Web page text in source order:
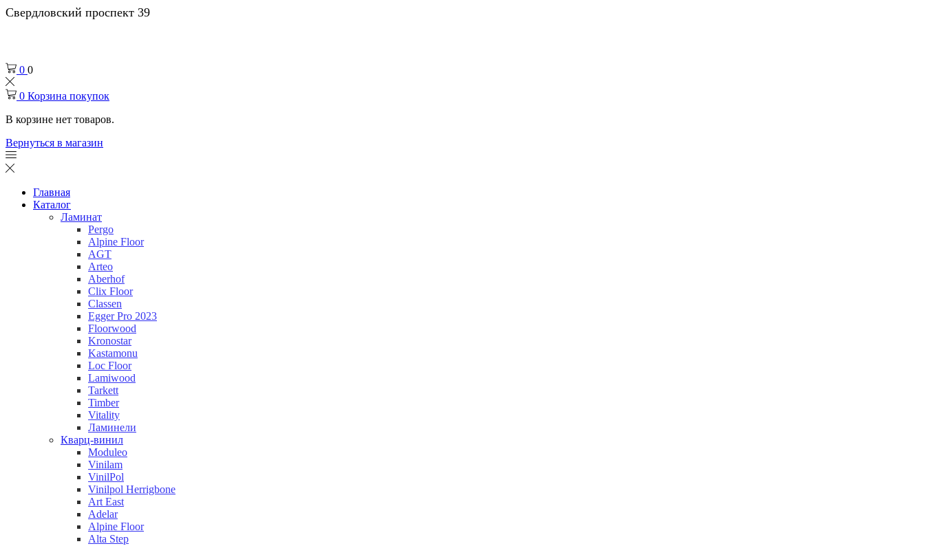
Свердловский проспект 39
0 0
0 Корзина покупок
В корзине нет товаров.
Вернуться в магазин
Главная
Каталог
Ламинат
Pergo
Alpine Floor
AGT
Arteo
Aberhof
Clix Floor
Classen
Egger Pro 2023
Floorwood
Kronostar
Kastamonu
Loc Floor
Lamiwood
Tarkett
Timber
Vitality
Ламинели
Кварц-винил
Moduleo
Vinilam
VinilPol
Vinilpol Herrigbone
Art East
Adelar
Alpine Floor
Alta Step